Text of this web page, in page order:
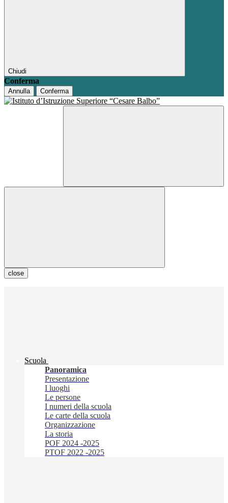
Chiudi
Conferma
Annulla Conferma
close
Scuola
Panoramica
Presentazione
I luoghi
Le persone
I numeri della scuola
Le carte della scuola
Organizzazione
La storia
POF 2024 -2025
PTOF 2022 -2025